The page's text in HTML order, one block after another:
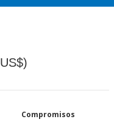
Compromisos